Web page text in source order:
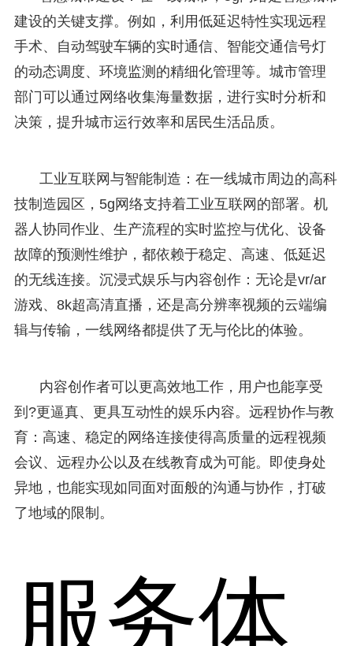
建设的关键支撑。例如，利用低延迟特性实现远程
手术、自动驾驶车辆的实时通信、智能交通信号灯
的动态调度、环境监测的精细化管理等。城市管理
部门可以通过网络收集海量数据，进行实时分析和
决策，提升城市运行效率和居民生活品质。
工业互联网与智能制造：在一线城市周边的高科
技制造园区，5g网络支持着工业互联网的部署。机
器人协同作业、生产流程的实时监控与优化、设备
故障的预测性维护，都依赖于稳定、高速、低延迟
的无线连接。沉浸式娱乐与内容创作：无论是vr/ar
游戏、8k超高清直播，还是高分辨率视频的云端编
辑与传输，一线网络都提供了无与伦比的体验。
内容创作者可以更高效地工作，用户也能享受
到?更逼真、更具互动性的娱乐内容。远程协作与教
育：高速、稳定的网络连接使得高质量的远程视频
会议、远程办公以及在线教育成为可能。即使身处
异地，也能实现如同面对面般的沟通与协作，打破
了地域的限制。
服务体